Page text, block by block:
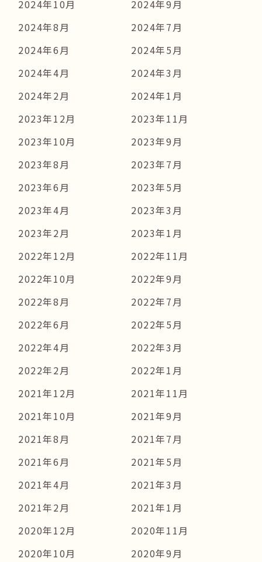
2024年10月
2024年9月
2024年8月
2024年7月
2024年6月
2024年5月
2024年4月
2024年3月
2024年2月
2024年1月
2023年12月
2023年11月
2023年10月
2023年9月
2023年8月
2023年7月
2023年6月
2023年5月
2023年4月
2023年3月
2023年2月
2023年1月
2022年12月
2022年11月
2022年10月
2022年9月
2022年8月
2022年7月
2022年6月
2022年5月
2022年4月
2022年3月
2022年2月
2022年1月
2021年12月
2021年11月
2021年10月
2021年9月
2021年8月
2021年7月
2021年6月
2021年5月
2021年4月
2021年3月
2021年2月
2021年1月
2020年12月
2020年11月
2020年10月
2020年9月